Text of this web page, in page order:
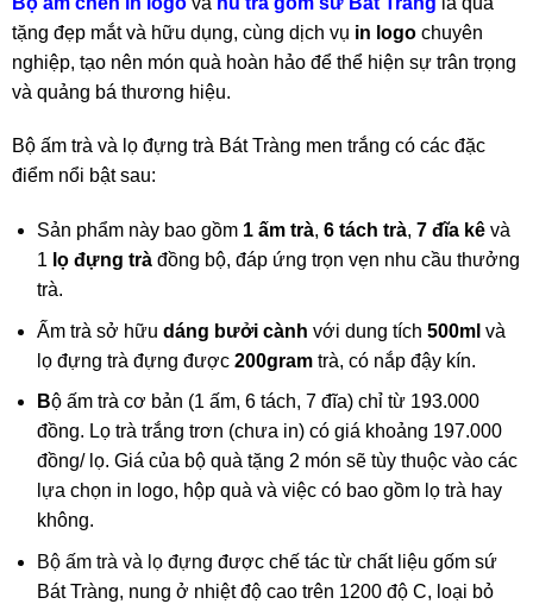
tặng đẹp mắt và hữu dụng, cùng dịch vụ in logochuyên
nghiệp, tạo nên món quà hoàn hảo để thể hiện sự trân trọng
và quảng bá thương hiệu.
Bộ ấm trà và lọ đựng trà Bát Tràng men trắng có các đặc
điểm nổi bật sau:
Sản phẩm này bao gồm 1 ấm trà, 6 tách trà, 7 đĩa kêvà
1 lọ đựng trà đồng bộ, đáp ứng trọn vẹn nhu cầu thưởng
trà.
Ấm trà sở hữu dáng bưởi cành với dung tích 500ml và
lọ đựng trà đựng được 200gramtrà, có nắp đậy kín.
Bộ ấm tràcơ bản (1 ấm, 6 tách, 7 đĩa) chỉ từ 193.000
đồng. Lọ tràtrắng trơn (chưa in) có giá khoảng 197.000
đồng/ lọ. Giá của bộ quà tặng 2 món sẽ tùy thuộc vào các
lựa chọn in logo, hộp quà và việc có bao gồm lọ trà hay
không.
Bộ ấm trà và lọ đựng được chế tác từ chất liệu gốmsứ
Bát Tràng, nung ở nhiệt độ cao trên 1200 độ C, loại bỏ